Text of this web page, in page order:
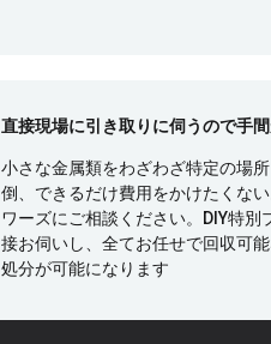
直接現場に引き取りに伺うので手
小さな金属類をわざわざ特定の場
倒、できるだけ費用をかけたくな
ワーズにご相談ください。DIY特別
接お伺いし、全てお任せで回収可
処分が可能になります